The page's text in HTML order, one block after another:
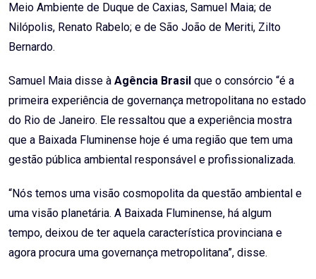
Meio Ambiente de Duque de Caxias, Samuel Maia; de
Nilópolis, Renato Rabelo; e de São João de Meriti, Zilto
Bernardo.
Samuel Maia disse à Agência Brasil que o consórcio “é a
primeira experiência de governança metropolitana no estado
do Rio de Janeiro. Ele ressaltou que a experiência mostra
que a Baixada Fluminense hoje é uma região que tem uma
gestão pública ambiental responsável e profissionalizada.
“Nós temos uma visão cosmopolita da questão ambiental e
uma visão planetária. A Baixada Fluminense, há algum
tempo, deixou de ter aquela característica provinciana e
agora procura uma governança metropolitana”, disse.